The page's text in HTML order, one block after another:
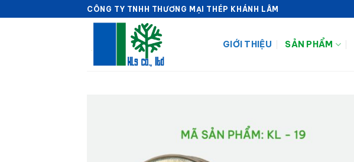
to
CÔNG TY TNHH THƯƠNG MẠI THÉP KHÁNH LÂM
GIỚI THIỆU SẢN PHẨM